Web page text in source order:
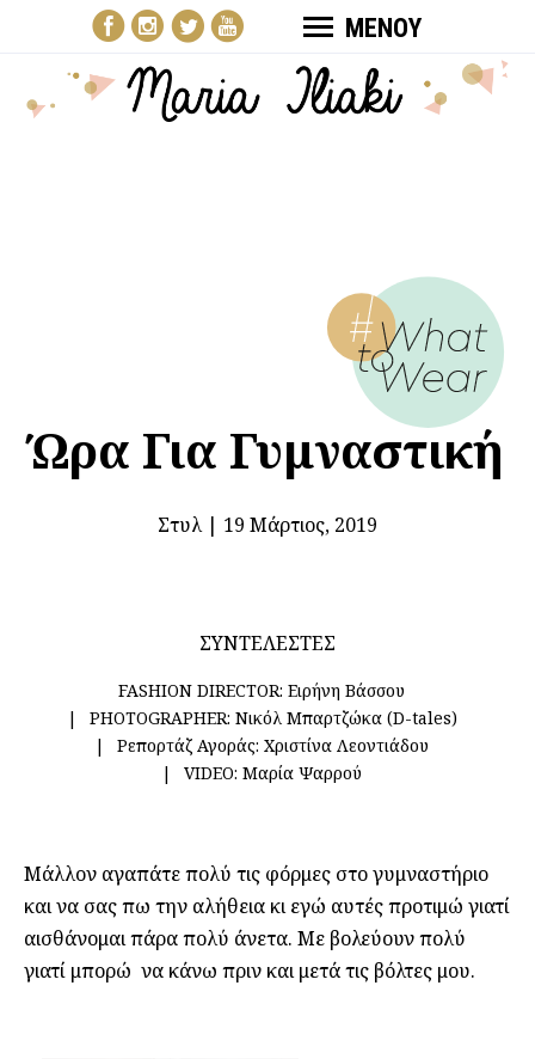
ΜΕΝΟΥ
Ώρα Για Γυμναστική
Στυλ| 19 Μάρτιος, 2019
ΣΥΝΤΕΛΕΣΤΕΣ
FASHION DIRECTOR: Ειρήνη Βάσσου
PHOTOGRAPHER: Νικόλ Μπαρτζώκα (D-tales)
Ρεπορτάζ Αγοράς: Χριστίνα Λεοντιάδου
VIDEO: Μαρία Ψαρρού
Μάλλον αγαπάτε πολύ τις φόρμες στο γυμναστήριο
και να σας πω την αλήθεια κι εγώ αυτές προτιμώ γιατί
αισθάνομαι πάρα πολύ άνετα. Με βολεύουν πολύ
γιατί μπορώ να κάνω πριν και μετά τις βόλτες μου.